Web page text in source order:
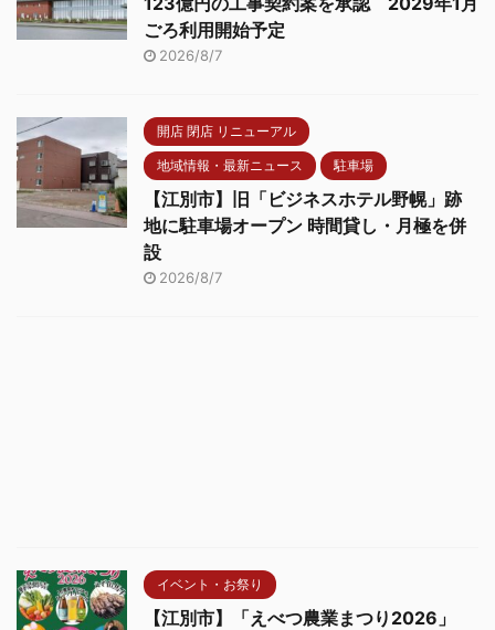
ごろ利用開始予定
2026/8/7
開店 閉店 リニューアル
地域情報・最新ニュース 駐車場
【江別市】旧「ビジネスホテル野幌」跡
地に駐車場オープン 時間貸し・月極を併
設
2026/8/7
イベント・お祭り
【江別市】「えべつ農業まつり2026」